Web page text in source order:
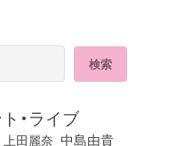
・ライブ
上田麗奈 中島由貴